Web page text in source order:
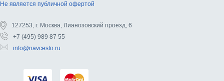
Не является публичной офертой
127253, г. Москва, Лианозовский проезд, 6
+7 (495) 989 87 55
info@navcesto.ru